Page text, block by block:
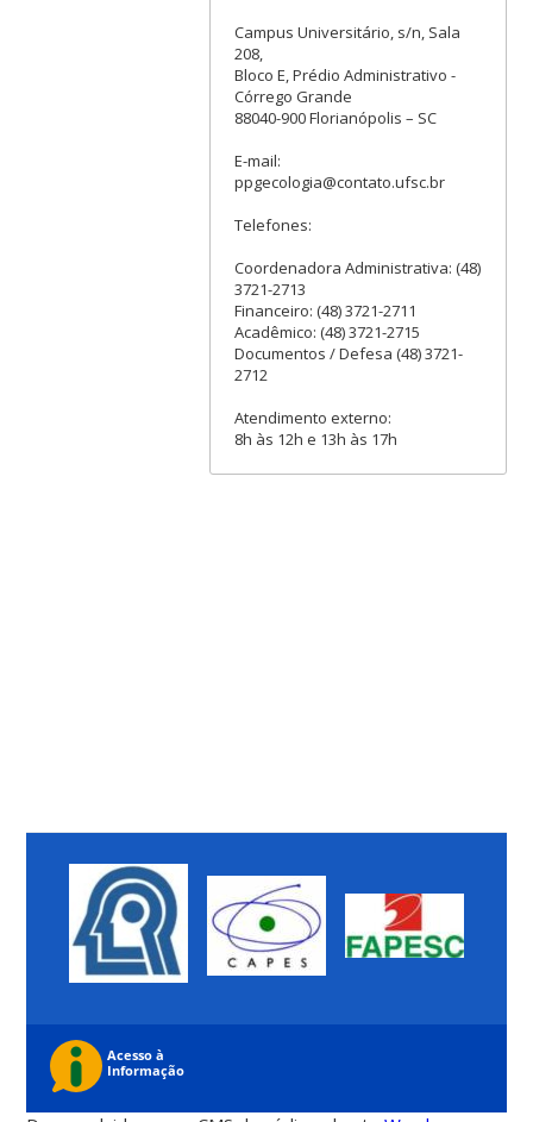
Campus Universitário, s/n, Sala
208,
Bloco E, Prédio Administrativo -
Córrego Grande
88040-900 Florianópolis – SC
E-mail:
ppgecologia@contato.ufsc.br
Telefones:
Coordenadora Administrativa: (48)
3721-2713
Financeiro: (48) 3721-2711
Acadêmico: (48) 3721-2715
Documentos / Defesa (48) 3721-
2712
Atendimento externo:
8h às 12h e 13h às 17h